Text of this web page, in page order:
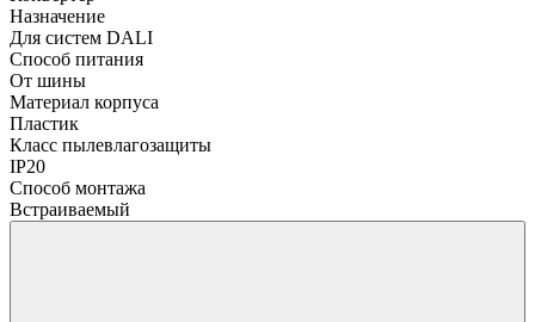
Назначение
Для систем DALI
Способ питания
От шины
Материал корпуса
Пластик
Класс пылевлагозащиты
IP20
Способ монтажа
Встраиваемый